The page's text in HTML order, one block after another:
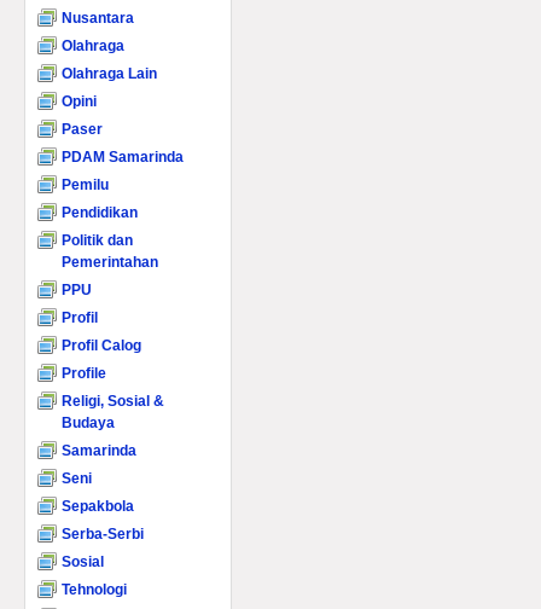
Nusantara
Olahraga
Olahraga Lain
Opini
Paser
PDAM Samarinda
Pemilu
Pendidikan
Politik dan
Pemerintahan
PPU
Profil
Profil Calog
Profile
Religi, Sosial &
Budaya
Samarinda
Seni
Sepakbola
Serba-Serbi
Sosial
Tehnologi